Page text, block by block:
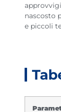
nascosto
e piccoli